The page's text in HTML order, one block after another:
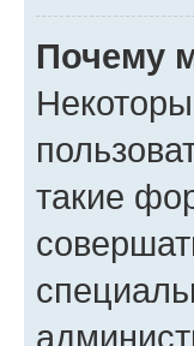
Почему
такие